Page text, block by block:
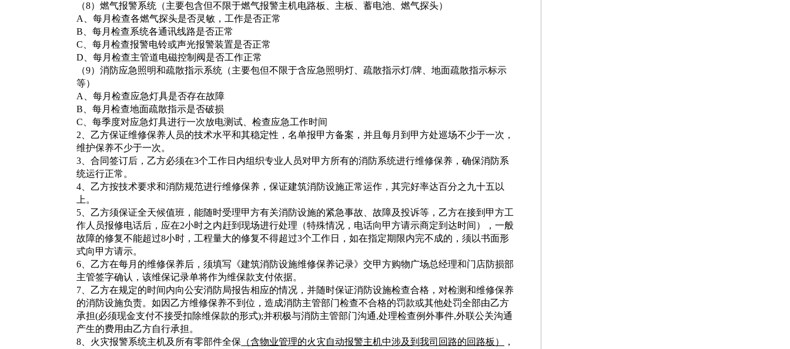
（8）燃气报警系统（主要包含但不限于燃气报警主机电路板、主板、蓄电池、燃气探头）
A
、每月检查各燃气探头是否灵敏，工作是否正常
B 、每月检查系统各通讯线路是否正常
C 、每月检查报警电铃或声光报警装置是否正常
D 、每月检查主管道电磁控制阀是否工作正常
（9）消防应急照明和疏散指示系统（主要包但不限于含应急照明灯、疏散指示灯/牌、地面疏散指示标示
等）
A
、每月检查应急灯具是否存在故障
B 、每月检查地面疏散指示是否破损
C 、每季度对应急灯具进行一次放电测试、检查应急工作时间
2 、乙方保证维修保养人员的技术水平和其稳定性，名单报甲方备案，并且每月到甲方处巡场不少于一次，
维护保养不少于一次。
3 、合同签订后，乙方必须在3个工作日内组织专业人员对甲方所有的消防系统进行维修保养，确保消防系
统运行正常。
4 、乙方按技术要求和消防规范进行维修保养，保证建筑消防设施正常运作，其完好率达百分之九十五以
上。
5 、乙方须保证全天候值班，能随时受理甲方有关消防设施的紧急事故、故障及投诉等，乙方在接到甲方工
作人员报修电话后，应在2小时之内赶到现场进行处理（特殊情况，电话向甲方请示商定到达时间），一般
故障的修复不能超过8小时，工程量大的修复不得超过3个工作日，如在指定期限内完不成的，须以书面形
式向甲方请示。
6 、乙方在每月的维修保养后，须填写《建筑消防设施维修保养记录》交甲方购物广场总经理和门店防损部
主管签字确认，该维保记录单将作为维保款支付依据。
7 、乙方在规定的时间内向公安消防局报告相应的情况，并随时保证消防设施检查合格，对检测和维修保养
的消防设施负责。如因乙方维修保养不到位，造成消防主管部门检查不合格的罚款或其他处罚全部由乙方
承担(必须现金支付不接受扣除维保款的形式);并积极与消防主管部门沟通,处理检查例外事件,外联公关沟通
产生的费用由乙方自行承担。
8 、火灾报警系统主机及所有零部件全保 （含物业管理的火灾自动报警主机中涉及到我司回路的回路板） ，